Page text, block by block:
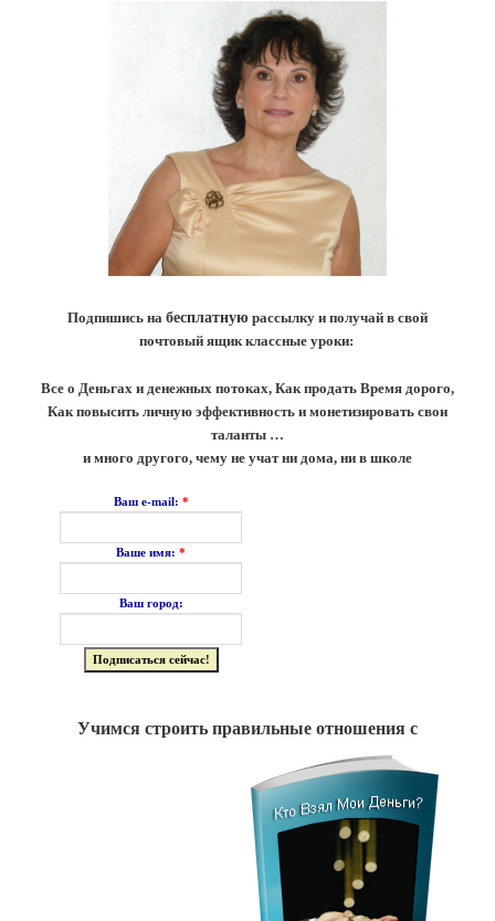
Подпишись на бесплатную рассылку и получай в свой
почтовый ящик классные уроки:
Все о Деньгах и денежных потоках, Как продать Время дорого,
Как повысить личную эффективность и монетизировать свои
таланты …
и много другого, чему не учат ни дома, ни в школе
Ваш e-mail: *
Ваше имя:*
Ваш город:
Учимся строить правильные отношения с